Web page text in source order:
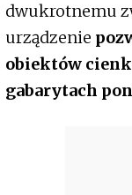
dwukrotnemu
urządzenie
obiektów
gabarytach